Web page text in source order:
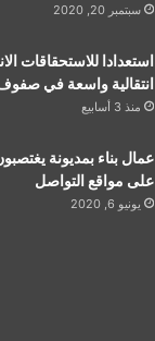
سبتمبر 20, 2020
استعدادا للاستحقاقات
انتقالية واسعة في
منذ 3 أسابيع
عمال بناء بمديونة
على مواقع التواصل
يونيو 6, 2020